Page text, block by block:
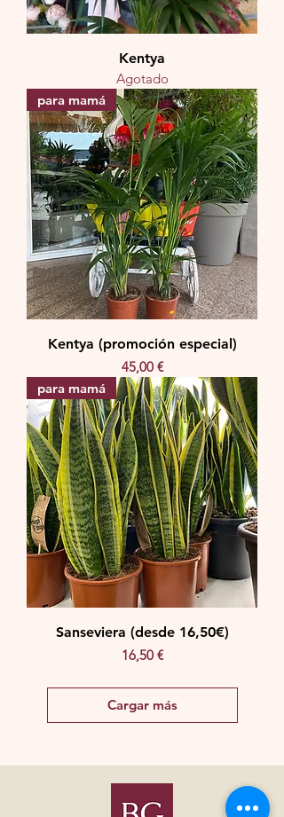
Kentya
Agotado
para mamá
Kentya (promoción especial)
Precio
45,00 €
para mamá
Sanseviera (desde 16,50€)
Precio
16,50 €
Cargar más